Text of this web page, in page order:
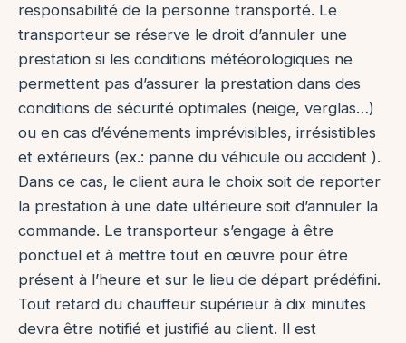
responsabilité de la personne transporté. Le
transporteur se réserve le droit d’annuler une
prestation si les conditions météorologiques ne
permettent pas d’assurer la prestation dans des
conditions de sécurité optimales (neige, verglas…)
ou en cas d’événements imprévisibles, irrésistibles
et extérieurs (ex.: panne du véhicule ou accident ).
Dans ce cas, le client aura le choix soit de reporter
la prestation à une date ultérieure soit d’annuler la
commande. Le transporteur s’engage à être
ponctuel et à mettre tout en œuvre pour être
présent à l’heure et sur le lieu de départ prédéfini.
Tout retard du chauffeur supérieur à dix minutes
devra être notifié et justifié au client. Il est